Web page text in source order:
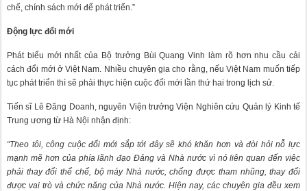
chế, chính sách mới để phát triển.”
Động lực đổi mới
Phát biểu mới nhất của Bộ trưởng Bùi Quang Vinh làm rõ hơn nhu cầu cải
cách đổi mới ở Việt Nam. Nhiều chuyên gia cho rằng, nếu Việt Nam muốn tiếp
tục phát triển thì sẽ phải thực hiện cuộc đổi mới lần thứ hai trong lịch sử.
Tiến sĩ Lê Đăng Doanh, nguyên Viện trưởng Viện Nghiên cứu Quản lý Kinh tế
Trung ương từ Hà Nội nhận định:
“Theo tôi, công cuộc đổi mới sắp tới đây sẽ khó khăn hơn và đòi hỏi nỗ lực
mạnh mẽ hơn của phía lãnh đạo Đảng và Nhà nước vì nó liên quan đến việc
phải thay đổi thể chế, bộ máy Nhà nước, chống được tham nhũng, thay đổi
được vai trò và chức năng của Nhà nước. Hiện nay, các chuyên gia đều xem